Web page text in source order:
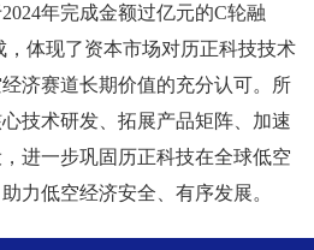
年完成金额过亿元的C轮融
，体现了资本市场对历正科技技术
济赛道长期价值的充分认可。所
技术研发、拓展产品矩阵、加速
进一步巩固历正科技在全球低空
力低空经济安全、有序发展。